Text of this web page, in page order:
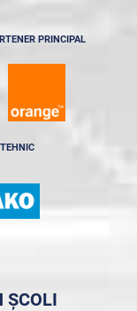
PRINCIPAL
ȘCOLI